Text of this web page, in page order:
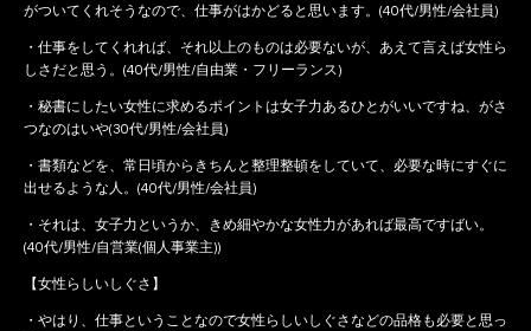
がついてくれそうなので、仕事がはかどると思います。(40代/男性/会社員)
・仕事をしてくれれば、それ以上のものは必要ないが、あえて言えば女性ら
しさだと思う。(40代/男性/自由業・フリーランス)
・秘書にしたい女性に求めるポイントは女子力あるひとがいいですね、がさ
つなのはいや(30代/男性/会社員)
・書類などを、常日頃からきちんと整理整頓をしていて、必要な時にすぐに
出せるような人。(40代/男性/会社員)
・それは、女子力というか、きめ細やかな女性力があれば最高ですばい。
(40代/男性/自営業(個人事業主))
【女性らしいしぐさ】
・やはり、仕事ということなので女性らしいしぐさなどの品格も必要と思っ